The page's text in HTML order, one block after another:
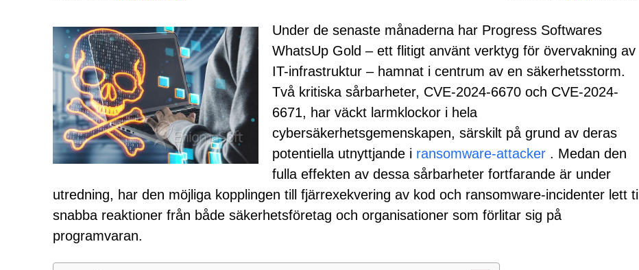
Under de senaste månaderna har Progress Softwares
WhatsUp Gold – ett flitigt använt verktyg för övervakning av
IT-infrastruktur – hamnat i centrum av en säkerhetsstorm.
Två kritiska sårbarheter, CVE-2024-6670 och CVE-2024-
6671, har väckt larmklockor i hela
cybersäkerhetsgemenskapen, särskilt på grund av deras
potentiella utnyttjande i ransomware-attacker . Medan den
fulla effekten av dessa sårbarheter fortfarande är under
utredning, har den möjliga kopplingen till fjärrexekvering av kod och ransomware-incidenter lett till
snabba reaktioner från både säkerhetsföretag och organisationer som förlitar sig på
programvaran.